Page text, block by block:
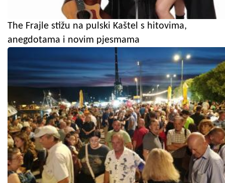
The Frajle stižu na pulski Kaštel s hitovima,
anegdotama i novim pjesmama